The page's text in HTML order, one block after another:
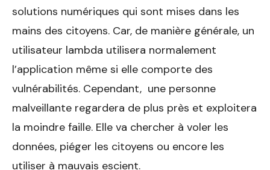
solutions numériques qui sont mises dans les
mains des citoyens. Car, de manière générale, un
utilisateur lambda utilisera normalement
l’application même si elle comporte des
vulnérabilités. Cependant, une personne
malveillante regardera de plus près et exploitera
la moindre faille. Elle va chercher à voler les
données, piéger les citoyens ou encore les
utiliser à mauvais escient.